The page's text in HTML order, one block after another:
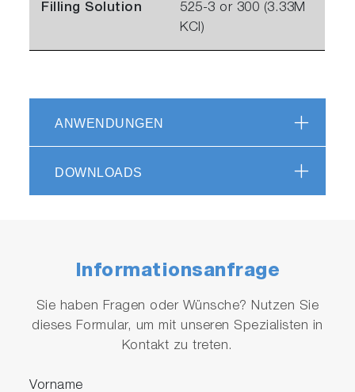
Filling Solution
525-3 or 300 (3.33M
KCl)
ANWENDUNGEN
DOWNLOADS
Informationsanfrage
Sie haben Fragen oder Wünsche? Nutzen Sie
dieses Formular, um mit unseren Spezialisten in
Kontakt zu treten.
Vorname